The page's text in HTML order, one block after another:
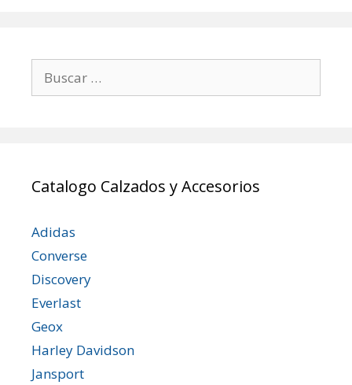
Catalogo Calzados y Accesorios
Adidas
Converse
Discovery
Everlast
Geox
Harley Davidson
Jansport